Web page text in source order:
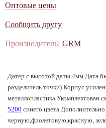
Оптовые цены
Сообщить другу
Производитель: GRM
Датер с высотой даты
разделитель точки).Корпус
5200 синего
черную,фиолетовую,красную,